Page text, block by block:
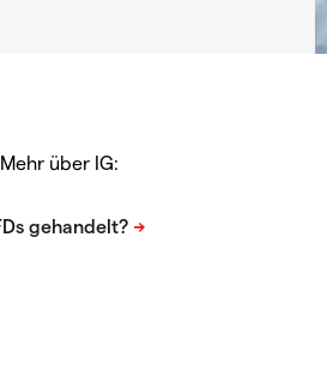
Mehr über IG: